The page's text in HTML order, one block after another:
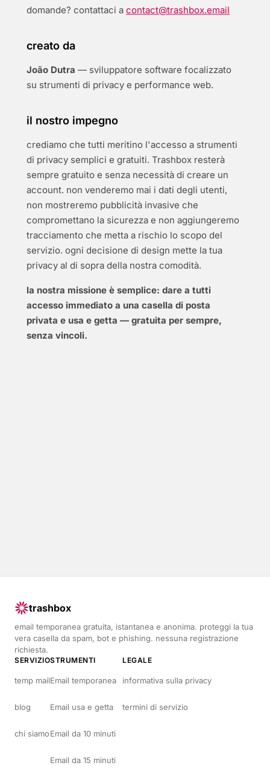
domande? contattaci a contact@trashbox.email
creato da
João Dutra — sviluppatore software focalizzato
su strumenti di privacy e performance web.
il nostro impegno
crediamo che tutti meritino l'accesso a strumenti
di privacy semplici e gratuiti. Trashbox resterà
sempre gratuito e senza necessità di creare un
account. non venderemo mai i dati degli utenti,
non mostreremo pubblicità invasive che
compromettano la sicurezza e non aggiungeremo
tracciamento che metta a rischio lo scopo del
servizio. ogni decisione di design mette la tua
privacy al di sopra della nostra comodità.
la nostra missione è semplice: dare a tutti
accesso immediato a una casella di posta
privata e usa e getta — gratuita per sempre,
senza vincoli.
trashbox
email temporanea gratuita, istantanea e anonima. proteggi la tua
vera casella da spam, bot e phishing. nessuna registrazione
richiesta.
SERVIZIO
temp mail
blog
chi siamo
STRUMENTI
Email temporanea
Email usa e getta
Email da 10 minuti
Email da 15 minuti
LEGALE
informativa sulla privacy
termini di servizio